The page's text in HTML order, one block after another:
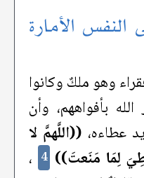
الأمارة
وهو ملكٌ وكانوا
بأفواههم، وأن
عطاءه، ((اللَّهمَّ لا
لِمَا مَنَعتَ)) 4 ،